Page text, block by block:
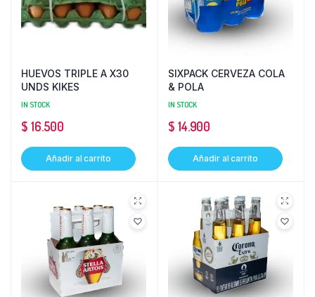
HUEVOS TRIPLE A X30
UNDS KIKES
IN STOCK
$ 16.500
Añadir al carrito
SIXPACK CERVEZA COLA
& POLA
IN STOCK
$ 14.900
Añadir al carrito